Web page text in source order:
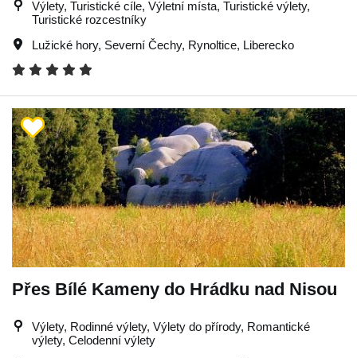
Výlety, Turistické cíle, Výletní místa, Turistické výlety,
Turistické rozcestníky
Lužické hory, Severní Čechy, Rynoltice, Liberecko
Přes Bílé Kameny do Hrádku nad Nisou
Výlety, Rodinné výlety, Výlety do přírody, Romantické
výlety, Celodenní výlety